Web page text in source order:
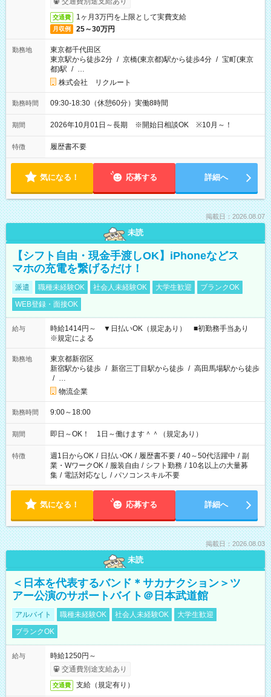
交通費 1ヶ月3万円を上限として実費支給
月収例 25～30万円
勤務地
東京都千代田区
東京駅から徒歩2分 / 京橋(東京都)駅から徒歩4分 / 宝町(東京
都)駅 / …
株式会社 リクルート
勤務時間 09:30-18:30（休憩60分）実働8時間
期間 2026年10月01日～長期 ※開始日相談OK ※10月～！
特徴 履歴書不要
気になる！ 応募する 詳細へ
掲載日：2026.08.07
未読
【シフト自由・現金手渡しOK】iPhoneなどス
マホの充電を繋げるだけ！
派遣 職種未経験OK 社会人未経験OK 大学生歓迎
ブランクOK
WEB登録・面接OK
給与
時給1414円～ ▼日払いOK（規定あり） ■初勤務手当あり
※規定による
勤務地
東京都新宿区
新宿駅から徒歩 / 新宿三丁目駅から徒歩 / 高田馬場駅から徒歩
/ …
物流企業
勤務時間 9:00～18:00
期間 即日～OK！ 1日～働けます＾＾（規定あり）
特徴 週1日からOK / 日払いOK / 履歴書不要 / 40～50代活躍中 / 副
業・WワークOK / 服装自由 / シフト勤務 / 10名以上の大量募
集 / 電話対応なし / パソコンスキル不要
気になる！ 応募する 詳細へ
掲載日：2026.08.03
未読
＜日本を代表するバンド＊サカナクション＞ツ
アー公演のサポートバイト＠日本武道館
アルバイト 職種未経験OK 社会人未経験OK
大学生歓迎
ブランクOK
給与
時給1250円～
交通費別途支給あり
交通費 支給（規定有り）